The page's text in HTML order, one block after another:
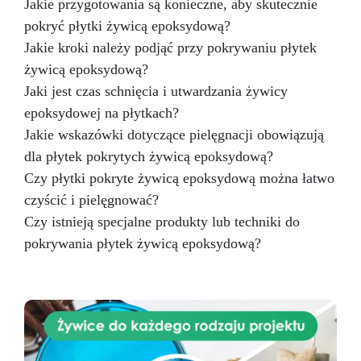
OPRACOWANY DO TWORZENIA STOŁÓW Z
DREWNA I ŻYWICY oraz wszędzie tam, gdzie
potrzeba dużych, przezroczystych odlewów o
niskim poziomie żółknięcia. Główne cechy:
Proporcje mieszania 4 : 1 Składnik Żywica
epoksydowa Utwardzacz MIX Stan Ciekły Ciekły
Ciekły Skala Gardnera 1 1 1 Lepkość mPas 1900
40 400 Pot life (125g 25°) 24h Czas żelowania
(125g 25°) 48h Rozformowanie dni 2 Pełne
utwardzenie (25C)
Jakie przygotowania są konieczne, aby skutecznie
pokryć płytki żywicą epoksydową?
Jakie kroki należy podjąć przy pokrywaniu płytek
żywicą epoksydową?
Jaki jest czas schnięcia i utwardzania żywicy
epoksydowej na płytkach?
Jakie wskazówki dotyczące pielęgnacji obowiązują
dla płytek pokrytych żywicą epoksydową?
Czy płytki pokryte żywicą epoksydową można łatwo
czyścić i pielęgnować?
Czy istnieją specjalne produkty lub techniki do
pokrywania płytek żywicą epoksydową?